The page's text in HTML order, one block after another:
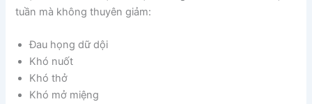
tuần mà không thuyên giảm:
Đau họng dữ dội
Khó nuốt
Khó thở
Khó mở miệng